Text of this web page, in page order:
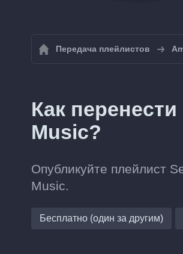
Передача плейлистов
Как
Music?
Опубликуйте плейлист
Music.
Бесплатно (один за другим)